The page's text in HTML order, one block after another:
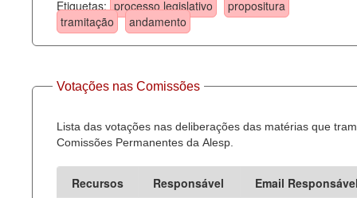
Etiquetas: processo legislativo
propositura
tramitação
andamento
Votações nas Comissões
Lista das votações nas deliberações das matérias que
Comissões Permanentes da Alesp.
Recursos Responsável
Email